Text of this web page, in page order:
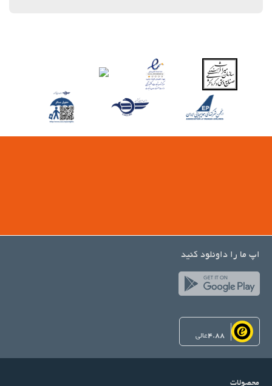
اپ ما را داونلود کنید
4.88عالی
محصولات